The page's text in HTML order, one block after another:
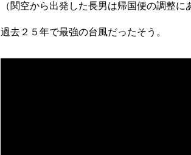
（関空から出発した長男は帰国便の調整
過去２５年で最強の台風だったそう。